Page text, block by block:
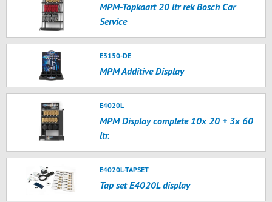
MPM-Topkaart 20 ltr rek Bosch Car
Service
E3150-DE
MPM Additive Display
E4020L
MPM Display complete 10x 20 + 3x 60
ltr.
E4020L-TAPSET
Tap set E4020L display